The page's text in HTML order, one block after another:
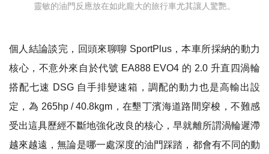
靈敏的油門反應放在如此龐大的旅行車尤其讓人驚艷。
個人結論談完，回頭來聊聊 SportPlus，本車所採納的動力
核心，不意外來自於代號 EA888 EVO4 的 2.0 升直四渦輪
搭配七速 DSG 自手排變速箱，調配的動力也是高輸出設
定，為 265hp / 40.8kgm，在墾丁濱海道路間穿梭，不難感
受出這具歷經不斷地強化改良的核心，早就離所謂渦輪遲滯
越來越遠，無論是哪一處深度的油門踩踏，都會有不同的動